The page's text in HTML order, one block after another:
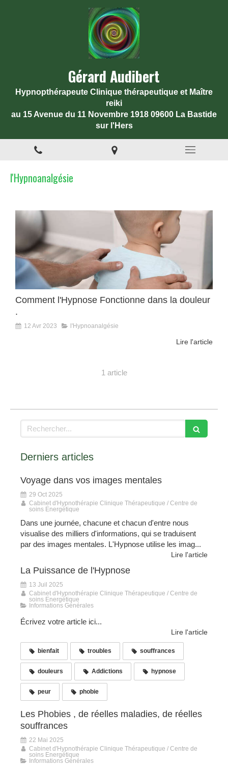
Gérard Audibert
Hypnopthérapeute Clinique thérapeutique et Maître
reiki
au 15 Avenue du 11 Novembre 1918 09600 La Bastide
sur l'Hers
l'Hypnoanalgésie
Comment l'Hypnose Fonctionne dans la douleur
.
12 Avr 2023 l'Hypnoanalgésie
Lire l'article
1 article
Rechercher
Derniers articles
Voyage dans vos images mentales
29 Oct 2025
Cabinet d'Hypnothérapie Clinique Thérapeutique / Centre de
soins Energétique
Dans une journée, chacune et chacun d'entre nous
visualise des milliers d'informations, qui se traduisent
par des images mentales. L'Hypnose utilise les imag...
Lire l'article
La Puissance de l'Hypnose
13 Juil 2025
Cabinet d'Hypnothérapie Clinique Thérapeutique / Centre de
soins Energétique
Informations Générales
Écrivez votre article ici...
Lire l'article
bienfait troubles souffrances
douleurs Addictions hypnose
peur phobie
Les Phobies , de réelles maladies, de réelles
souffrances
22 Mai 2025
Cabinet d'Hypnothérapie Clinique Thérapeutique / Centre de
soins Energétique
Informations Générales